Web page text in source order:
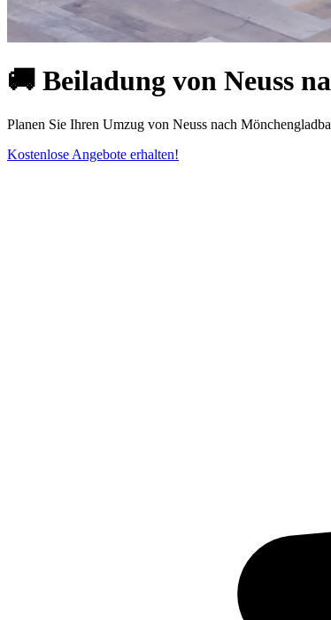
🚚 Beiladung von Neuss
Planen Sie Ihren Umzug von Neuss nach
Kostenlose Angebote erhalten!